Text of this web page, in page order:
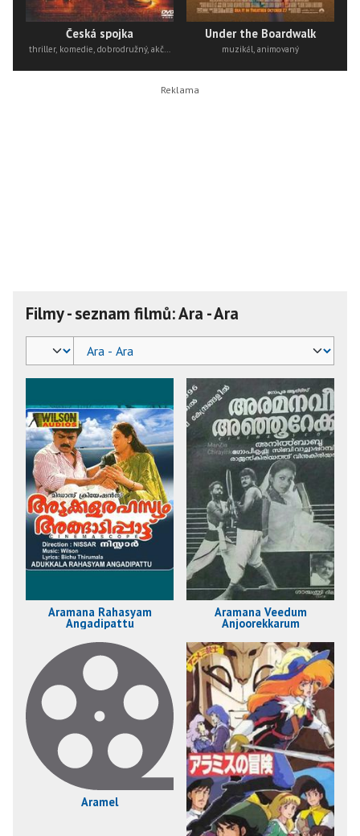
Česká spojka
thriller, komedie, dobrodružný, akční
Under the Boardwalk
muzikál, animovaný
Filmy - seznam filmů: Ara - Ara
Aramana Rahasyam
Angadipattu
Aramana Veedum
Anjoorekkarum
Aramel